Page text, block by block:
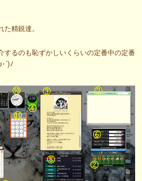
た精鋭達。
するのも恥ずかしいくらいの定番中の定番
´)ﾉ